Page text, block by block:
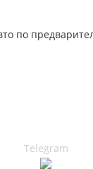
по
Telegram